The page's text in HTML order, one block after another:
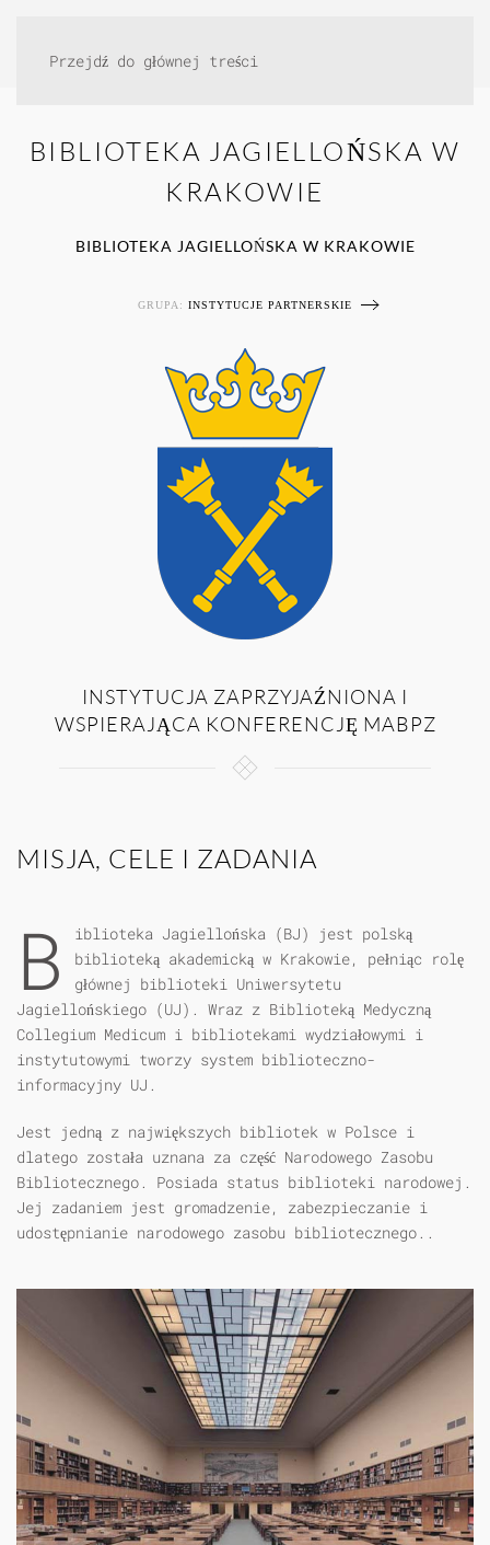
Przejdź do głównej treści
BIBLIOTEKA JAGIELLOŃSKA W
KRAKOWIE
BIBLIOTEKA JAGIELLOŃSKA W KRAKOWIE
GRUPA: INSTYTUCJE PARTNERSKIE
INSTYTUCJA ZAPRZYJAŹNIONA I
WSPIERAJĄCA KONFERENCJĘ MABPZ
MISJA, CELE I ZADANIA
B
iblioteka Jagiellońska (BJ) jest polską
biblioteką akademicką w Krakowie, pełniąc rolę
głównej biblioteki Uniwersytetu
Jagiellońskiego (UJ). Wraz z Biblioteką Medyczną
Collegium Medicum i bibliotekami wydziałowymi i
instytutowymi tworzy system biblioteczno-
informacyjny UJ.
Jest jedną z największych bibliotek w Polsce i
dlatego została uznana za część Narodowego Zasobu
Bibliotecznego. Posiada status biblioteki narodowej.
Jej zadaniem jest gromadzenie, zabezpieczanie i
udostępnianie narodowego zasobu bibliotecznego..